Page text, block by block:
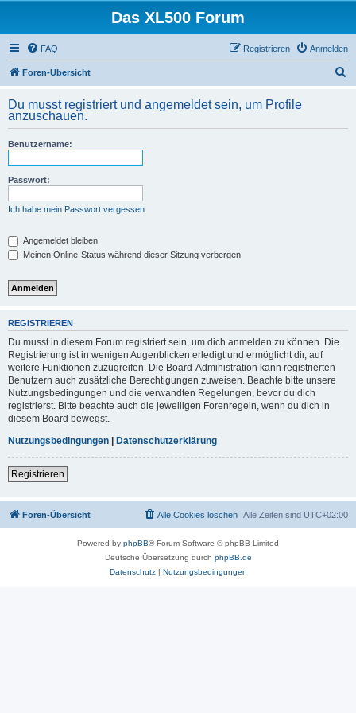
Das XL500 Forum
FAQ Anmelden
Registrieren
Foren-Übersicht
h
Du musst registriert und angemeldet sein, um Profile
anzuschauen.
Benutzername:
Passwort:
Ich habe mein Passwort vergessen
Angemeldet bleiben
Meinen Online-Status während dieser Sitzung verbergen
REGISTRIEREN
Du musst in diesem Forum registriert sein, um dich anmelden zu können. Die
Registrierung ist in wenigen Augenblicken erledigt und ermöglicht dir, auf
weitere Funktionen zuzugreifen. Die Board-Administration kann registrierten
Benutzern auch zusätzliche Berechtigungen zuweisen. Beachte bitte unsere
Nutzungsbedingungen und die verwandten Regelungen, bevor du dich
registrierst. Bitte beachte auch die jeweiligen Forenregeln, wenn du dich in
diesem Board bewegst.
Nutzungsbedingungen | Datenschutzerklärung
Registrieren
Foren-Übersicht Alle Zeiten sind UTC+02:00
Alle Cookies löschen
Powered by phpBB® Forum Software © phpBB Limited
Deutsche Übersetzung durch phpBB.de
Datenschutz| Nutzungsbedingungen